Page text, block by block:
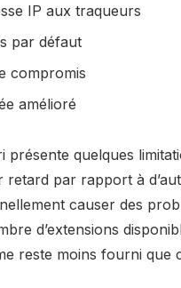
IP aux traqueurs
par défaut
compromis
amélioré
présente quelques
par rapport à
causer des
d’extensions
reste moins fourni que